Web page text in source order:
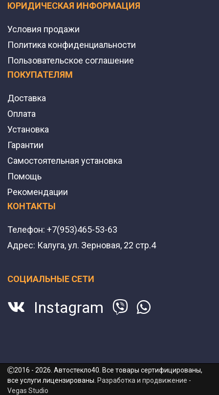
ЮРИДИЧЕСКАЯ ИНФОРМАЦИЯ
Условия продажи
Политика конфиденциальности
Пользовательское соглашение
ПОКУПАТЕЛЯМ
Доставка
Оплата
Установка
Гарантии
Самостоятельная установка
Помощь
Рекомендации
КОНТАКТЫ
Телефон: +7(953)465-53-63
Адрес: Калуга, ул. Зерновая, 22 стр.4
СОЦИАЛЬНЫЕ СЕТИ
Instagram
2016 - 2026. Автостекло40. Все товары сертифицированы,
все услуги лицензированы. Разработка и продвижение -
Vegas Studio